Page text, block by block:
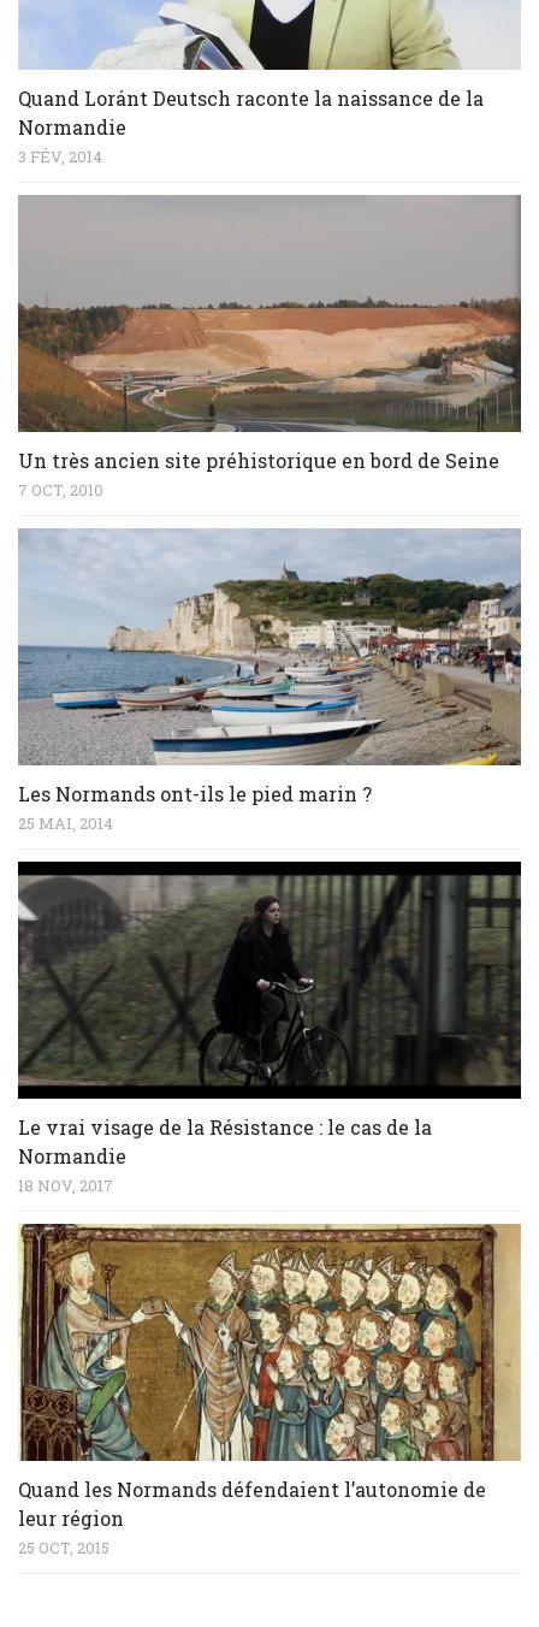
Quand Loránt Deutsch raconte la naissance de la
Normandie
3 FÉV, 2014
Un très ancien site préhistorique en bord de Seine
7 OCT, 2010
Les Normands ont-ils le pied marin ?
25 MAI, 2014
Le vrai visage de la Résistance : le cas de la
Normandie
18 NOV, 2017
Quand les Normands défendaient l’autonomie de
leur région
25 OCT, 2015